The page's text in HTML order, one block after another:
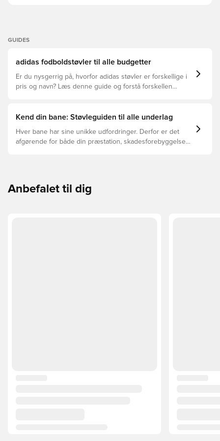
GUIDES
adidas fodboldstøvler til alle budgetter
Er du nysgerrig på, hvorfor adidas støvler er forskellige i
pris og navn? Læs denne guide og forstå forskellen
Kend din bane: Støvleguiden til alle underlag
Hver bane har sine unikke udfordringer. Derfor er det
afgørende for både din præstation, skadesforebyggelse
Anbefalet til dig